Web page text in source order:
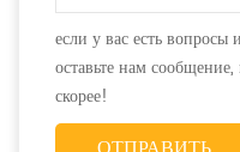
если у вас есть
оставьте нам
скорее!